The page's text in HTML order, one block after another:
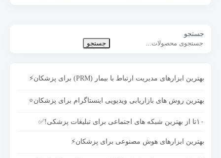
جستجو
جستجو
بهترین ابزارهای مدیریت ارتباط با بیمار (PRM) برای پزشکان⚡
بهترین روش های بازاریابی ویدیویی اینستاگرام برای پزشکان⭐
۱۰تا از بهترین شبکه های اجتماعی برای تبلیغات پزشکی!✅
بهترین ابزارهای هوش مصنوعی برای پزشکان⚡